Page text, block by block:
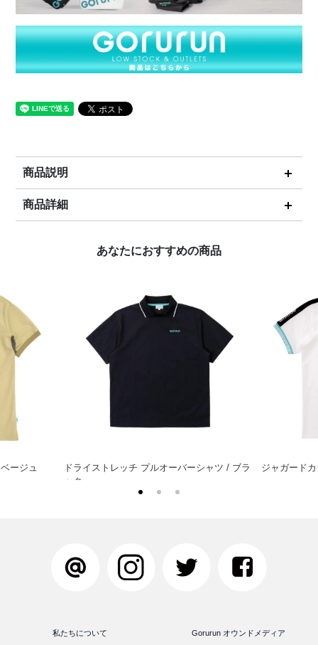
商品説明
商品詳細
あなたにおすすめの商品
ドライストレッチ プルオーバーシャツ / ブラ
ック
ジャガード
ージュ
私たちについて Gorurun オウンドメディア